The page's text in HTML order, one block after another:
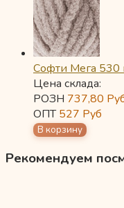
Софти Мега 530
Цена склада:
РОЗН 737,80
ОПТ527 Руб
Рекомендуем